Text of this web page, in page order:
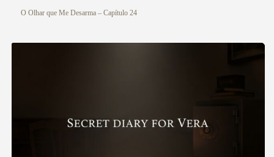
O Olhar que Me Desarma – Capítulo 24